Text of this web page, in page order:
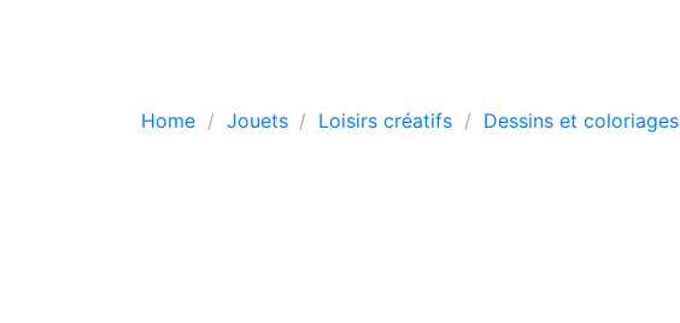
Home Jouets Loisirs créatifs Dessins et coloriages